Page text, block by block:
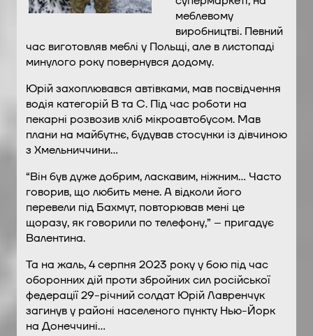
меблевому
виробництві. Певний
час виготовляв меблі у Польщі, але в листопаді
минулого року повернувся додому.
Юрій захоплювався автівками, мав посвідчення
водія категорій В та С. Під час роботи на
пекарні розвозив хліб мікроавтобусом. Мав
плани на майбутнє, будував стосунки із дівчиною
з Хмельниччини…
“Він був дуже добрим, ласкавим, ніжним… Часто
говорив, що любить мене. А відколи його
перевели під Бахмут, повторював мені це
щоразу, як говорили по телефону,” – пригадує
Валентина.
Та на жаль, 4 серпня 2023 року у бою під час
оборонних дій проти збройних сил російської
федерації 29-річний солдат Юрій Лавренчук
загинув у районі населеного пункту Нью-Йорк
на Донеччині…